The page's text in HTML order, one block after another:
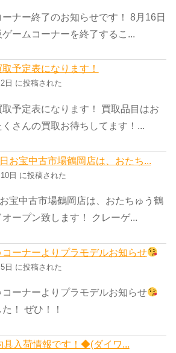
ナー終了のお知らせです！ 8月16日
ームコーナーを終了するこ...
取予定表になります！
日 に投稿された
取予定表になります！ 買取品目はお
さんの買取お待ちしてます！...
お宝中古市場鶴岡店は、おたち...
日 に投稿された
宝中古市場鶴岡店は、おたちゅう鶴
ープン致します！ クレーゲ...
コーナーよりプラモデルお知らせ
日 に投稿された
コーナーよりプラモデルお知らせ
！ ぜひ！！
具入荷情報です！◆(ダイワ...